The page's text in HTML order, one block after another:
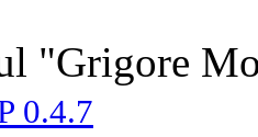
"Grigore
0.4.7